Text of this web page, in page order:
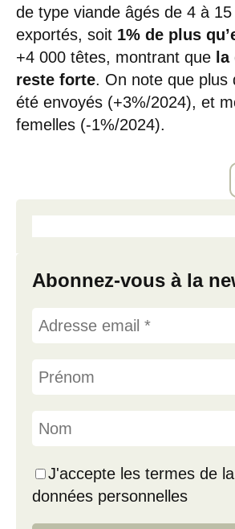
de type viande âgés de 4 à
exportés, soit 1% de plus
+4 000 têtes, montrant que
reste forte. On note que plus
été envoyés (+3%/2024), et
femelles (-1%/2024).
Abonnez-vous à la
J'accepte les termes de
données personnelles